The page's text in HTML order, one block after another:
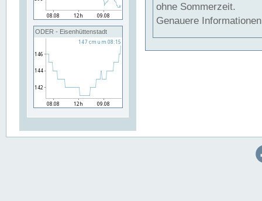
ODER - Eisenhüttenstadt
ohne Sommerzeit.
Genauere